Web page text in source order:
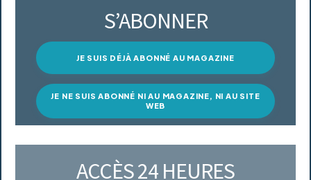
S’ABONNER
JE SUIS DÉJÀ ABONNÉ AU MAGAZINE
JE NE SUIS ABONNÉ NI AU MAGAZINE, NI AU SITE
WEB
ACCÈS 24 HEURES